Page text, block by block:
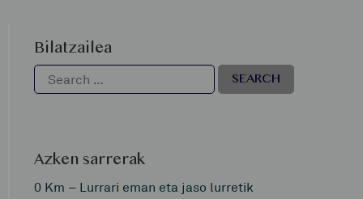
Bilatzailea
Azken sarrerak
0 Km – Lurrari eman eta jaso lurretik